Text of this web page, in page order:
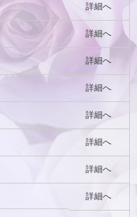
詳細へ
詳細へ
詳細へ
詳細へ
詳細へ
詳細へ
詳細へ
詳細へ